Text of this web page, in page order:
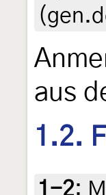
aus
1.2.
1-2: